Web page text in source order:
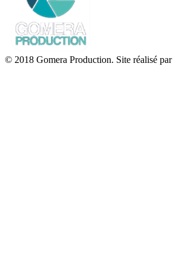
© 2018 Gomera Production. Site réalisé par